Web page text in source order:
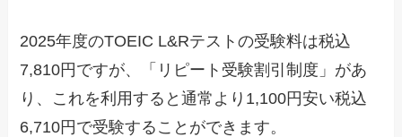
2025年度のTOEIC L&Rテストの受験料は税込
7,810円ですが、「リピート受験割引制度」があ
り、これを利用すると通常より1,100円安い税込
6,710円で受験することができます。